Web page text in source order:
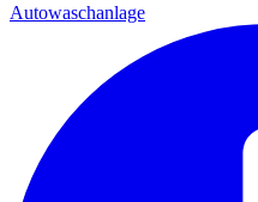
Autowaschanlage